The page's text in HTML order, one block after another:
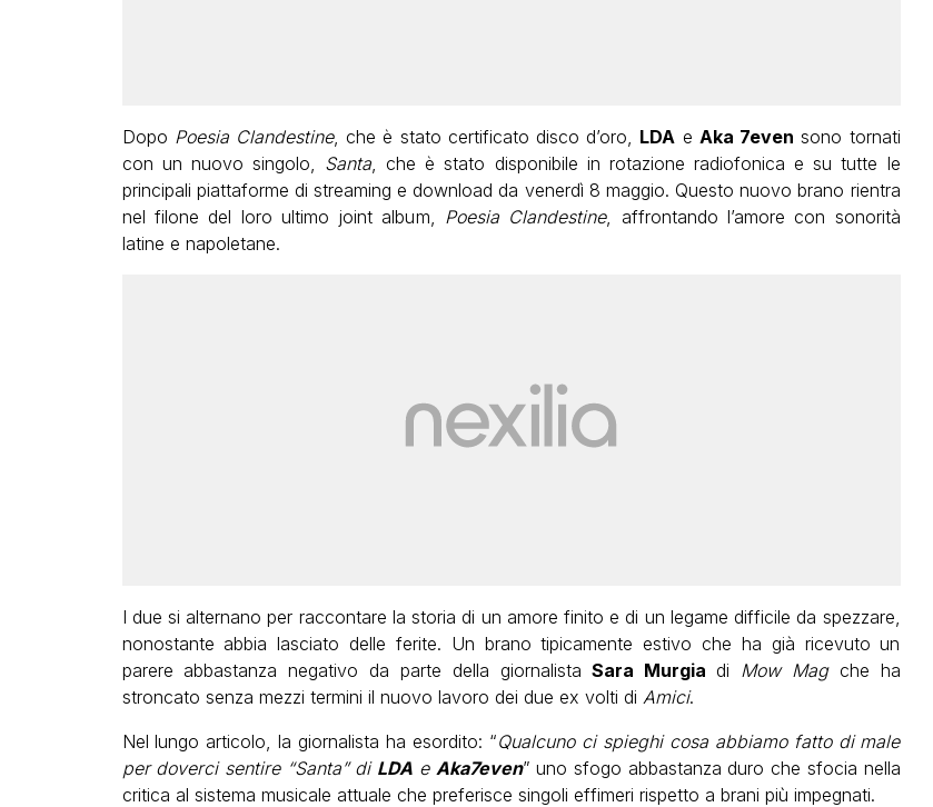
Dopo Poesia Clandestine, che è stato certificato disco d’oro, LDA e Aka 7even sono tornati
con un nuovo singolo, Santa , che è stato disponibile in rotazione radiofonica e su tutte le
principali piattaforme di streaming e download da venerdì 8 maggio. Questo nuovo brano rientra
nel filone del loro ultimo joint album,
Poesia Clandestine, affrontando l’amore con sonorità
latine e napoletane.
I due si alternano per raccontare la storia di un amore finito e di un legame difficile da spezzare,
nonostante abbia lasciato delle ferite. Un brano tipicamente estivo che ha già ricevuto un
parere abbastanza negativo da parte della giornalistaSara Murgiadi Mow Mag che ha
stroncato senza mezzi termini il nuovo lavoro dei due ex volti di Amici.
Nel lungo articolo, la giornalista ha esordito: “Qualcuno ci spieghi cosa abbiamo fatto di male
per doverci sentire “Santa” di LDA e Aka7even” uno sfogo abbastanza duro che sfocia nella
critica al sistema musicale attuale che preferisce singoli effimeri rispetto a brani più impegnati.